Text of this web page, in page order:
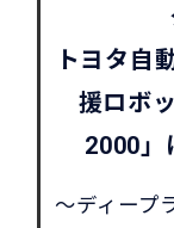
トヨタ自
援ロボ
2000
〜ディープ